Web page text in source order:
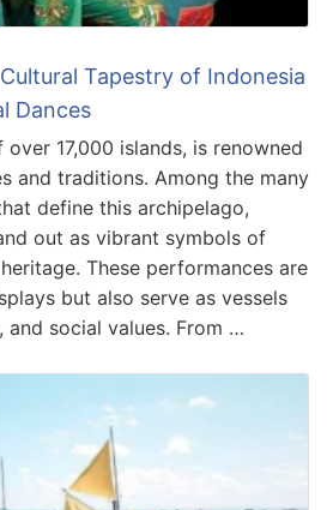
Tapestry of Indonesia
Dances
17,000 islands, is renowned
and traditions. Among the many
define this archipelago,
out as vibrant symbols of
These performances are
but also serve as vessels
social values. From …